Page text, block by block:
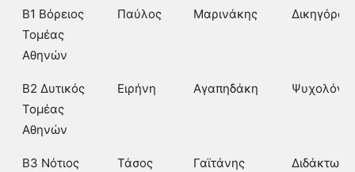
Β1 Βόρειος
Τομέας
Αθηνών
Παύλος Μαρινάκης Δικηγόρος
Β2 Δυτικός
Τομέας
Αθηνών
Ειρήνη Αγαπηδάκη
Β3 Νότιος
Τάσος Γαϊτάνης
Διδάκτωρ